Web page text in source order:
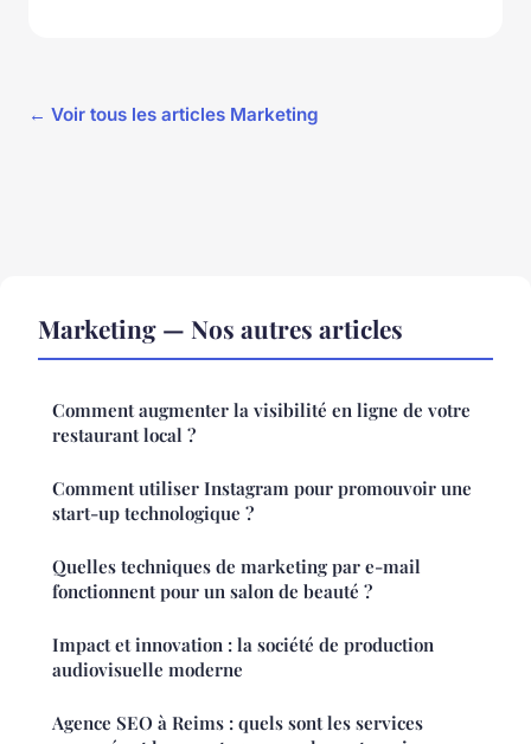
← Voir tous les articles Marketing
Marketing — Nos autres articles
Comment augmenter la visibilité en ligne de votre
restaurant local ?
Comment utiliser Instagram pour promouvoir une
start-up technologique ?
Quelles techniques de marketing par e-mail
fonctionnent pour un salon de beauté ?
Impact et innovation : la société de production
audiovisuelle moderne
Agence SEO à Reims : quels sont les services